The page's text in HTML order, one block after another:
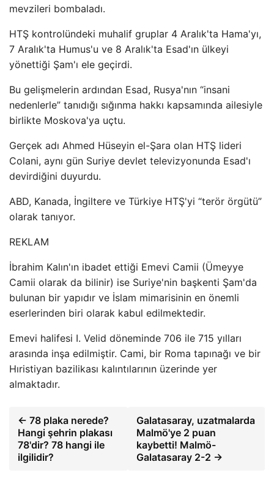
mevzileri bombaladı.
HTŞ kontrolündeki muhalif gruplar 4 Aralık'ta Hama'yı,
7 Aralık'ta Humus'u ve 8 Aralık'ta Esad'ın ülkeyi
yönettiği Şam'ı ele geçirdi.
Bu gelişmelerin ardından Esad, Rusya'nın “insani
nedenlerle” tanıdığı sığınma hakkı kapsamında ailesiyle
birlikte Moskova'ya uçtu.
Gerçek adı Ahmed Hüseyin el-Şara olan HTŞ lideri
Colani, aynı gün Suriye devlet televizyonunda Esad'ı
devirdiğini duyurdu.
ABD, Kanada, İngiltere ve Türkiye HTŞ'yi “terör örgütü”
olarak tanıyor.
REKLAM
İbrahim Kalın'ın ibadet ettiği Emevi Camii (Ümeyye
Camii olarak da bilinir) ise Suriye'nin başkenti Şam'da
bulunan bir yapıdır ve İslam mimarisinin en önemli
eserlerinden biri olarak kabul edilmektedir.
Emevi halifesi I. Velid döneminde 706 ile 715 yılları
arasında inşa edilmiştir. Cami, bir Roma tapınağı ve bir
Hıristiyan bazilikası kalıntılarının üzerinde yer
almaktadır.
← 78 plaka nerede?
Hangi şehrin plakası
78'dir? 78 hangi ile
ilgilidir?
Galatasaray, uzatmalarda
Malmö'ye 2 puan
kaybetti! Malmö-
Galatasaray 2-2 →